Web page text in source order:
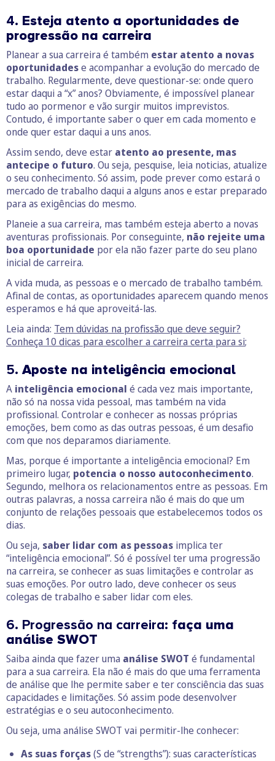
4. Esteja atento a oportunidades de
progressão na carreira
Planear a sua carreira é também estar atento a novas
oportunidadese acompanhar a evolução do mercado de
trabalho. Regularmente, deve questionar-se: onde quero
estar daqui a “x” anos? Obviamente, é impossível planear
tudo ao pormenor e vão surgir muitos imprevistos.
Contudo, é importante saber o quer em cada momento e
onde quer estar daqui a uns anos.
Assim sendo, deve estar atento ao presente, mas
antecipe o futuro. Ou seja, pesquise, leia noticias, atualize
o seu conhecimento. Só assim, pode prever como estará o
mercado de trabalho daqui a alguns anos e estar preparado
para as exigências do mesmo.
Planeie a sua carreira, mas também esteja aberto a novas
aventuras profissionais. Por conseguinte, não rejeite uma
boa oportunidade por ela não fazer parte do seu plano
inicial de carreira.
A vida muda, as pessoas e o mercado de trabalho também.
Afinal de contas, as oportunidades aparecem quando menos
esperamos e há que aproveitá-las.
Leia ainda: Tem dúvidas na profissão que deve seguir?
Conheça 10 dicas para escolher a carreira certa para si;
5. Aposte na inteligência emocional
A inteligência emocional é cada vez mais importante,
não só na nossa vida pessoal, mas também na vida
profissional. Controlar e conhecer as nossas próprias
emoções, bem como as das outras pessoas, é um desafio
com que nos deparamos diariamente.
Mas, porque é importante a inteligência emocional? Em
primeiro lugar, potencia o nosso autoconhecimento.
Segundo, melhora os relacionamentos entre as pessoas. Em
outras palavras, a nossa carreira não é mais do que um
conjunto de relações pessoais que estabelecemos todos os
dias.
Ou seja, saber lidar com as pessoas implica ter
“inteligência emocional”. Só é possível ter uma progressão
na carreira, se conhecer as suas limitações e controlar as
suas emoções. Por outro lado, deve conhecer os seus
colegas de trabalho e saber lidar com eles.
6. Progressão na carreira: faça uma
análise SWOT
Saiba ainda que fazer uma análise SWOT é fundamental
para a sua carreira. Ela não é mais do que uma ferramenta
de análise que lhe permite saber e ter consciência das suas
capacidades e limitações. Só assim pode desenvolver
estratégias e o seu autoconhecimento.
Ou seja, uma análise SWOT vai permitir-lhe conhecer:
As suas forças(S de “strengths”): suas características